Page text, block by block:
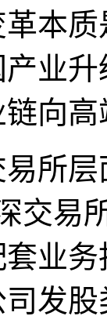
本
业
向
层
交易
业
发